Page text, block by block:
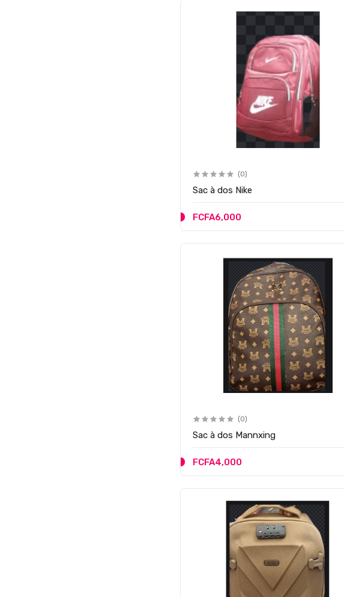
(0)
Sac à dos Nike
FCFA6,000
(0)
Sac à dos Mannxing
FCFA4,000